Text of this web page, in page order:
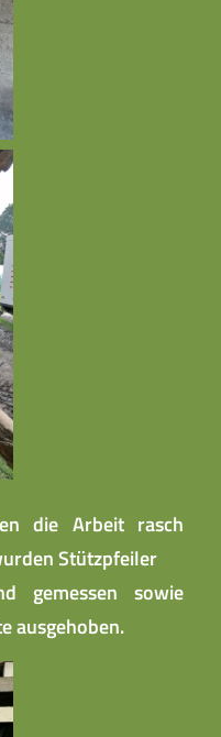
die Arbeit rasch
Stützpfeiler
gemessen sowie
ausgehoben.